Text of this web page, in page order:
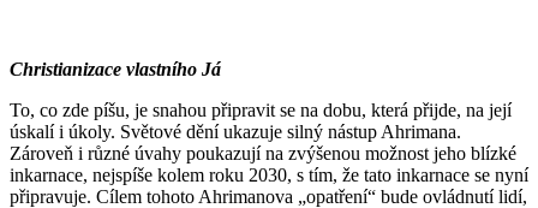
Christianizace vlastního Já
To, co zde píšu, je snahou připravit se na dobu, která přijde, na její
úskalí i úkoly. Světové dění ukazuje silný nástup Ahrimana.
Zároveň i různé úvahy poukazují na zvýšenou možnost jeho blízké
inkarnace, nejspíše kolem roku 2030, s tím, že tato inkarnace se nyní
připravuje. Cílem tohoto Ahrimanova „opatření“ bude ovládnutí lidí,